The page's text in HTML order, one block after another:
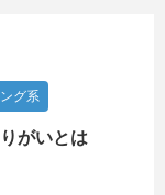
グ系
がいとは